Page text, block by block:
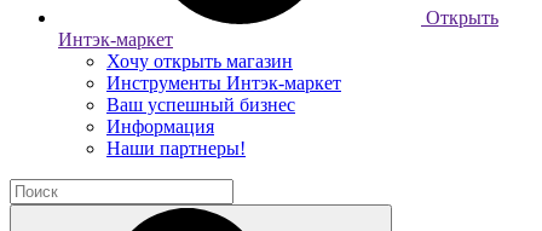
Открыть
Интэк-маркет
Хочу открыть магазин
Инструменты Интэк-маркет
Ваш успешный бизнес
Информация
Наши партнеры!